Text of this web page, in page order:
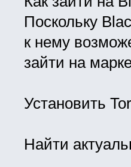
Поскольку
к нему
зайти на
Установить
Найти